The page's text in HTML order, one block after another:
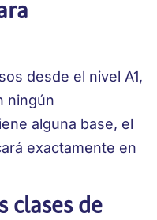
desde el nivel A1,
ningún
alguna base, el
exactamente en
clases de